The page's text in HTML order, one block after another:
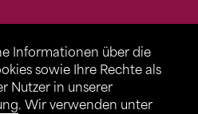
Informationen über die
sowie Ihre Rechte als
Nutzer in unserer
. Wir verwenden unter